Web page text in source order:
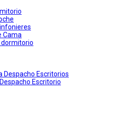
Cama
Despacho Escritorios
Escritorio